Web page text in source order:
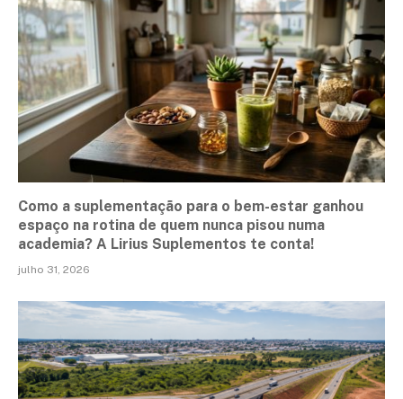
Como a suplementação para o bem-estar ganhou
espaço na rotina de quem nunca pisou numa
academia? A Lirius Suplementos te conta!
julho 31, 2026